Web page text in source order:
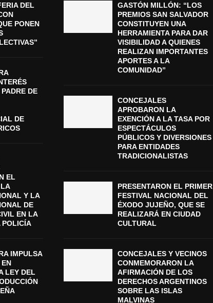
DEL
PONEN
DE
DE
EL
Y LA
DE
EN LA
POLICÍA
IMPULSA
LEY DEL
GASTÓN MILLÓN: “LOS
PREMIOS SAN SALVADOR
CONSTITUYEN UNA
HERRAMIENTA PARA DAR
VISIBILIDAD A QUIENES
REALIZAN IMPORTANTES
APORTES A LA
COMUNIDAD”
CONCEJALES
APROBARON LA
EXENCIÓN A LA TASA POR
ESPECTÁCULOS
PÚBLICOS Y DIVERSIONES
PARA ENTIDADES
TRADICIONALISTAS
PRESENTARON EL PRIMER
FESTIVAL NACIONAL DEL
ÉXODO JUJEÑO, QUE SE
REALIZARÁ EN CIUDAD
CULTURAL
CONCEJALES Y VECINOS
CONMEMORARON LA
AFIRMACIÓN DE LOS
DERECHOS ARGENTINOS
SOBRE LAS ISLAS
MALVINAS